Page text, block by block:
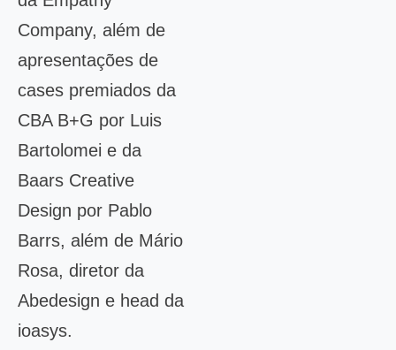
Company, além de
apresentações de
cases premiados da
CBA B+G por Luis
Bartolomei e da
Baars Creative
Design por Pablo
Barrs, além de Mário
Rosa, diretor da
Abedesign e head da
ioasys.